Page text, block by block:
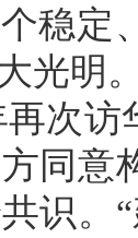
稳定
光明
次
同意
识。